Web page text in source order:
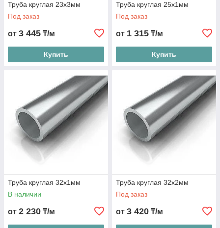
Труба круглая 23х3мм
Под заказ
от 3 445 ₸/м
Купить
Труба круглая 25х1мм
Под заказ
от 1 315 ₸/м
Купить
Труба круглая 32х1мм
В наличии
от 2 230 ₸/м
Труба круглая 32х2мм
Под заказ
от 3 420 ₸/м